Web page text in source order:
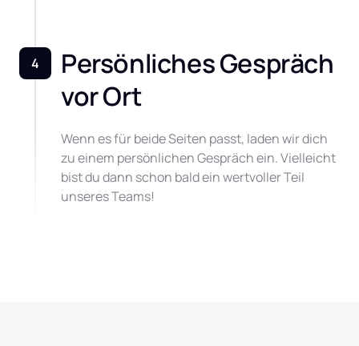
4
Persönliches Gespräch
vor Ort
Wenn es für beide Seiten passt, laden wir dich
zu einem persönlichen Gespräch ein. Vielleicht
bist du dann schon bald ein wertvoller Teil
unseres Teams!